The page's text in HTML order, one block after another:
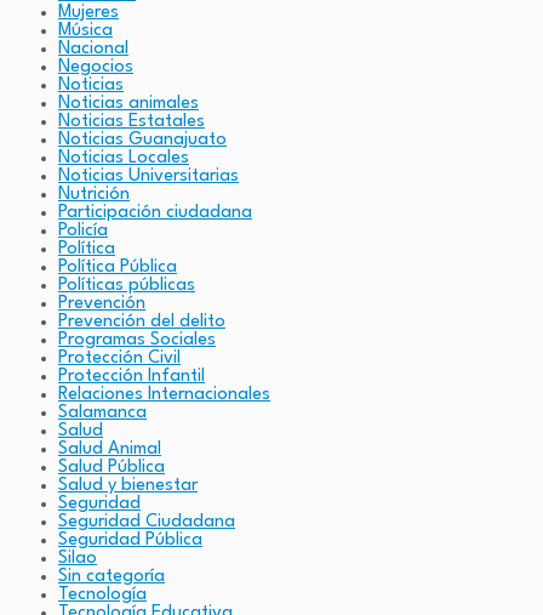
Mujeres
Música
Nacional
Negocios
Noticias
Noticias animales
Noticias Estatales
Noticias Guanajuato
Noticias Locales
Noticias Universitarias
Nutrición
Participación ciudadana
Policía
Política
Política Pública
Políticas públicas
Prevención
Prevención del delito
Programas Sociales
Protección Civil
Protección Infantil
Relaciones Internacionales
Salamanca
Salud
Salud Animal
Salud Pública
Salud y bienestar
Seguridad
Seguridad Ciudadana
Seguridad Pública
Silao
Sin categoría
Tecnología